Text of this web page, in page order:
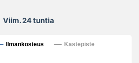
Viim. 24 tuntia
Viim. 24 tuntia
Ilmankosteus
Kastepiste